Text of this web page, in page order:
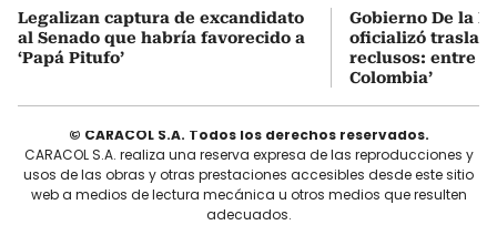
Legalizan captura de excandidato
al Senado que habría favorecido a
‘Papá Pitufo’
Gobierno De la
oficializó
reclusos: entre
Colombia’
© CARACOL S.A. Todos los derechos reservados.
CARACOL S.A. realiza una reserva expresa de las reproducciones y
usos de las obras y otras prestaciones accesibles desde este sitio
web a medios de lectura mecánica u otros medios que resulten
adecuados.